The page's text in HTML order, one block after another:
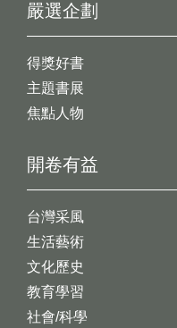
開卷有益
台灣采風
生活藝術
文化歷史
教育學習
社會/科學
嚴選企劃
得獎好書
主題書展
焦點人物